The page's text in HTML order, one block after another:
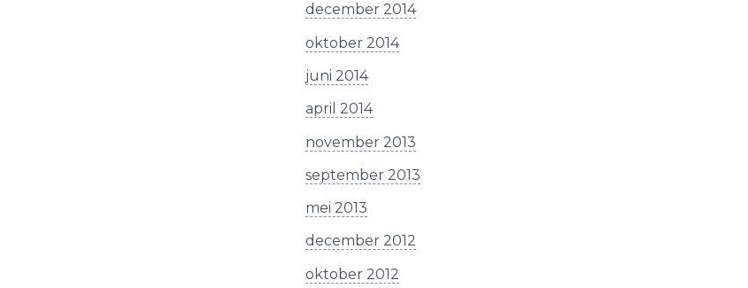
december 2014
oktober 2014
juni 2014
april 2014
november 2013
september 2013
mei 2013
december 2012
oktober 2012